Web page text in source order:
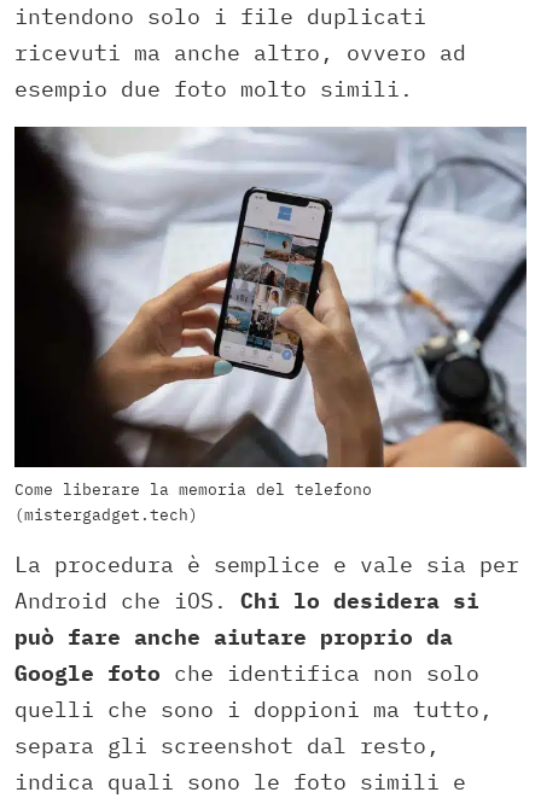
intendono solo i file duplicati
ricevuti ma anche altro, ovvero ad
esempio due foto molto simili.
Come liberare la memoria del telefono
(mistergadget.tech)
La procedura è semplice e vale sia per
Android che iOS. Chi lo desidera si
può fare anche aiutare proprio da
Google foto che identifica non solo
quelli che sono i doppioni ma tutto,
separa gli screenshot dal resto,
indica quali sono le foto simili e